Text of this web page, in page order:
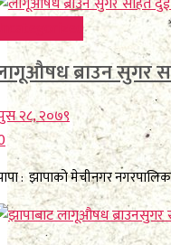
ब्राउन सुगर
२८, २०७९
: झापाको मेचीनगर